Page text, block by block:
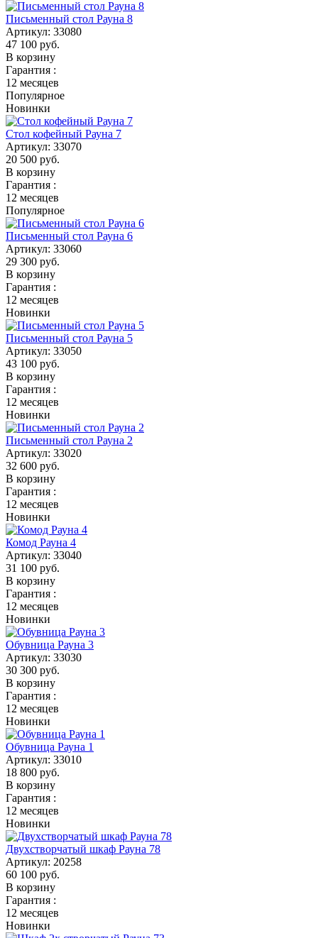
Письменный стол Рауна 8
Артикул: 33080
47 100 руб.
В корзину
Гарантия :
12 месяцев
Популярное
Новинки
Стол кофейный Рауна 7
Артикул: 33070
20 500 руб.
В корзину
Гарантия :
12 месяцев
Популярное
Письменный стол Рауна 6
Артикул: 33060
29 300 руб.
В корзину
Гарантия :
12 месяцев
Новинки
Письменный стол Рауна 5
Артикул: 33050
43 100 руб.
В корзину
Гарантия :
12 месяцев
Новинки
Письменный стол Рауна 2
Артикул: 33020
32 600 руб.
В корзину
Гарантия :
12 месяцев
Новинки
Комод Рауна 4
Артикул: 33040
31 100 руб.
В корзину
Гарантия :
12 месяцев
Новинки
Обувница Рауна 3
Артикул: 33030
30 300 руб.
В корзину
Гарантия :
12 месяцев
Новинки
Обувница Рауна 1
Артикул: 33010
18 800 руб.
В корзину
Гарантия :
12 месяцев
Новинки
Двухстворчатый шкаф Рауна 78
Артикул: 20258
60 100 руб.
В корзину
Гарантия :
12 месяцев
Новинки